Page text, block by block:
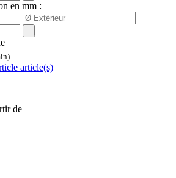
en mm :
article(s)
de